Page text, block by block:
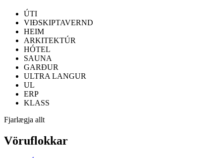
ÚTI
VIÐSKIPTAVERND
HEIM
ARKITEKTÚR
HÓTEL
SAUNA
GARÐUR
ULTRA LANGUR
UL
ERP
KLASS
Fjarlægja allt
Vöruflokkar